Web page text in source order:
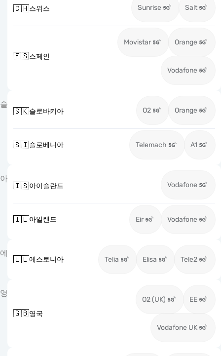
🇨🇭스위스 Sunrise Salt
🇪🇸스페인
Movistar Orange
Vodafone
슬
🇸🇰슬로바키아 O2 Orange
🇸🇮슬로베니아 Telemach A1
아
🇮🇸아이슬란드 Vodafone
🇮🇪아일랜드 Eir Vodafone
에
🇪🇪에스토니아 Telia Elisa Tele2
영
🇬🇧영국
O2 (UK) EE
Vodafone UK